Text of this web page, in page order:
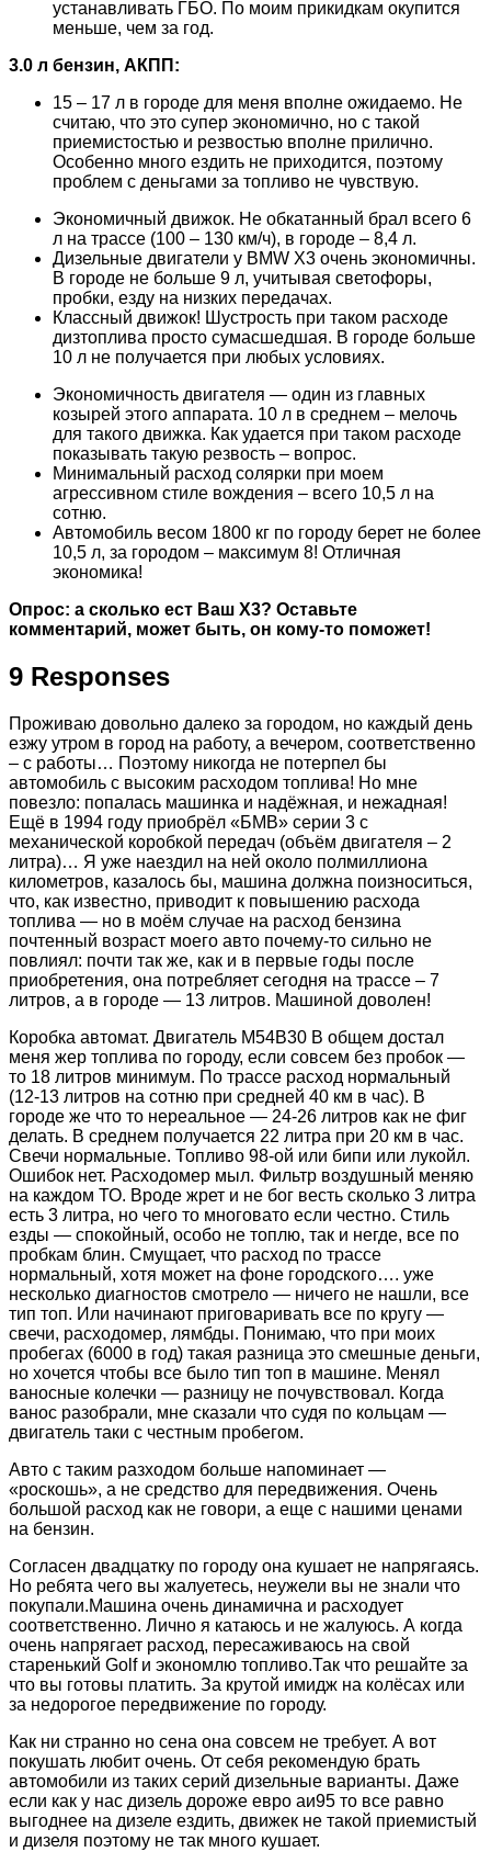
устанавливать ГБО. По моим прикидкам окупится
меньше, чем за год.
3.0 л бензин, АКПП:
15 – 17 л в городе для меня вполне ожидаемо. Не
считаю, что это супер экономично, но с такой
приемистостью и резвостью вполне прилично.
Особенно много ездить не приходится, поэтому
проблем с деньгами за топливо не чувствую.
Экономичный движок. Не обкатанный брал всего 6
л на трассе (100 – 130 км/ч), в городе – 8,4 л.
Дизельные двигатели у BMW X3 очень экономичны.
В городе не больше 9 л, учитывая светофоры,
пробки, езду на низких передачах.
Классный движок! Шустрость при таком расходе
дизтоплива просто сумасшедшая. В городе больше
10 л не получается при любых условиях.
Экономичность двигателя — один из главных
козырей этого аппарата. 10 л в среднем – мелочь
для такого движка. Как удается при таком расходе
показывать такую резвость – вопрос.
Минимальный расход солярки при моем
агрессивном стиле вождения – всего 10,5 л на
сотню.
Автомобиль весом 1800 кг по городу берет не более
10,5 л, за городом – максимум 8! Отличная
экономика!
Опрос: а сколько ест Ваш X3? Оставьте
комментарий, может быть, он кому-то поможет!
9 Responses
Проживаю довольно далеко за городом, но каждый день
езжу утром в город на работу, а вечером, соответственно
– с работы… Поэтому никогда не потерпел бы
автомобиль с высоким расходом топлива! Но мне
повезло: попалась машинка и надёжная, и нежадная!
Ещё в 1994 году приобрёл «БМВ» серии 3 с
механической коробкой передач (объём двигателя – 2
литра)… Я уже наездил на ней около полмиллиона
километров, казалось бы, машина должна поизноситься,
что, как известно, приводит к повышению расхода
топлива — но в моём случае на расход бензина
почтенный возраст моего авто почему-то сильно не
повлиял: почти так же, как и в первые годы после
приобретения, она потребляет сегодня на трассе – 7
литров, а в городе — 13 литров. Машиной доволен!
Коробка автомат. Двигатель M54B30 В общем достал
меня жер топлива по городу, если совсем без пробок —
то 18 литров минимум. По трассе расход нормальный
(12-13 литров на сотню при средней 40 км в час). В
городе же что то нереальное — 24-26 литров как не фиг
делать. В среднем получается 22 литра при 20 км в час.
Свечи нормальные. Топливо 98-ой или бипи или лукойл.
Ошибок нет. Расходомер мыл. Фильтр воздушный меняю
на каждом ТО. Вроде жрет и не бог весть сколько 3 литра
есть 3 литра, но чего то многовато если честно. Стиль
езды — спокойный, особо не топлю, так и негде, все по
пробкам блин. Смущает, что расход по трассе
нормальный, хотя может на фоне городского…. уже
несколько диагностов смотрело — ничего не нашли, все
тип топ. Или начинают приговаривать все по кругу —
свечи, расходомер, лямбды. Понимаю, что при моих
пробегах (6000 в год) такая разница это смешные деньги,
но хочется чтобы все было тип топ в машине. Менял
ваносные колечки — разницу не почувствовал. Когда
ванос разобрали, мне сказали что судя по кольцам —
двигатель таки с честным пробегом.
Авто с таким разходом больше напоминает —
«роскошь», а не средство для передвижения. Очень
большой расход как не говори, а еще с нашими ценами
на бензин.
Согласен двадцатку по городу она кушает не напрягаясь.
Но ребята чего вы жалуетесь, неужели вы не знали что
покупали.Машина очень динамична и расходует
соответственно. Лично я катаюсь и не жалуюсь. А когда
очень напрягает расход, пересаживаюсь на свой
старенький Golf и экономлю топливо.Так что решайте за
что вы готовы платить. За крутой имидж на колёсах или
за недорогое передвижение по городу.
Как ни странно но сена она совсем не требует. А вот
покушать любит очень. От себя рекомендую брать
автомобили из таких серий дизельные варианты. Даже
если как у нас дизель дороже евро аи95 то все равно
выгоднее на дизеле ездить, движек не такой приемистый
и дизеля поэтому не так много кушает.